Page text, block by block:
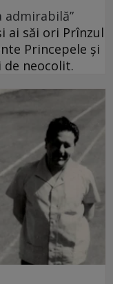
admirabilă”
ai săi ori Prînzul
Princepele și
neocolit.